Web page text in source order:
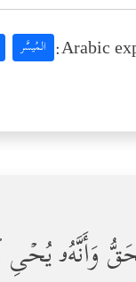
Arabic المُيسَّر
وَأَنَّهُۥ